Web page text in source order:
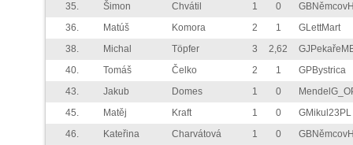
35.
Šimon Chvátil 1 0
36.
Matúš Komora 2 1
GLettMart
38.
Michal Töpfer 3 2,62
40.
Tomáš Čelko 2 1
GPBystrica
43.
Jakub Domes 1 0
45.
Matěj Kraft 1 0
GMikul23PL
46.
Kateřina Charvátová 1 0